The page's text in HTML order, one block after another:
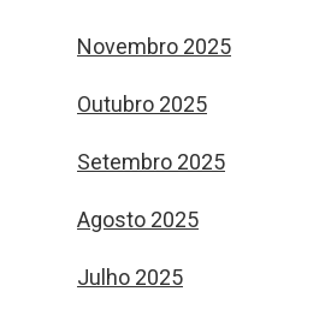
Novembro 2025
Outubro 2025
Setembro 2025
Agosto 2025
Julho 2025